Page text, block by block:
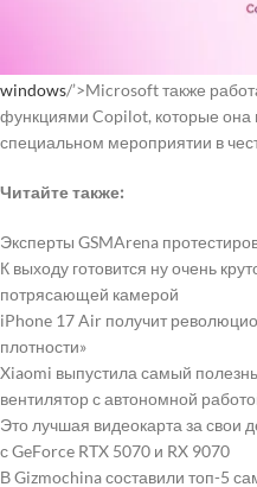
устройствах. Разработчики
windows/’>Microsoft также
функциями Copilot, которые она
специальном мероприятии в
Читайте также:
Эксперты GSMArena
К выходу готовится ну очень
потрясающей камерой
iPhone 17 Air получит
плотности»
Xiaomi выпустила самый
вентилятор с автономной
Это лучшая видеокарта за свои
с GeForce RTX 5070 и RX 9070
В Gizmochina составили топ-5